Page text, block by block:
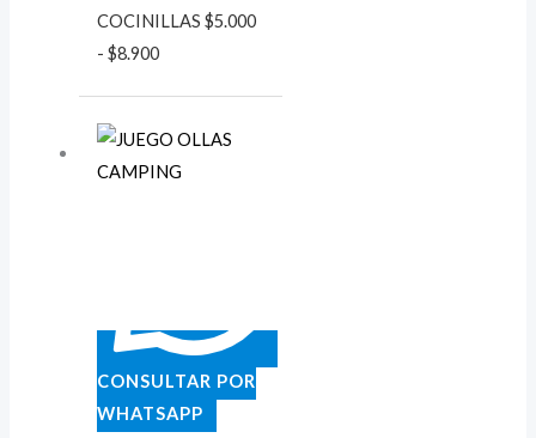
COCINILLAS $5.000
- $8.900
CONSULTAR POR
WHATSAPP